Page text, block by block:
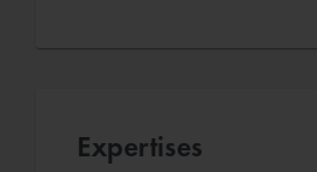
Expertises